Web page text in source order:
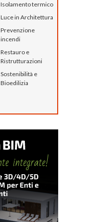
Isolamento termico
Luce in Architettura
Prevenzione
incendi
Restauro e
Ristrutturazioni
Sostenibilità e
Bioedilizia